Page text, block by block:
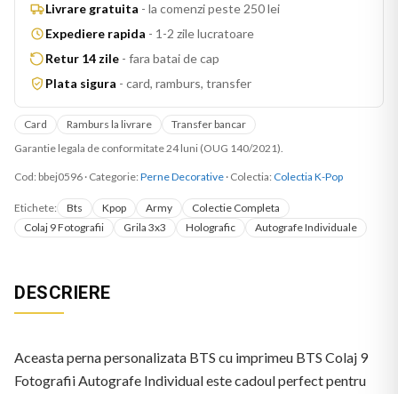
Livrare gratuita - la comenzi peste 250 lei
Expediere rapida - 1-2 zile lucratoare
Retur 14 zile - fara batai de cap
Plata sigura - card, ramburs, transfer
Card Ramburs la livrare
Transfer bancar
Garantie legala de conformitate 24 luni (OUG 140/2021).
Cod: bbej0596 · Categorie: Perne Decorative · Colectia: Colectia K-Pop
Etichete: Bts Kpop Army
Colectie Completa
Colaj 9 Fotografii
Grila 3x3 Holografic Autografe Individuale
DESCRIERE
Aceasta perna personalizata BTS cu imprimeu BTS Colaj 9
Fotografii Autografe Individual este cadoul perfect pentru